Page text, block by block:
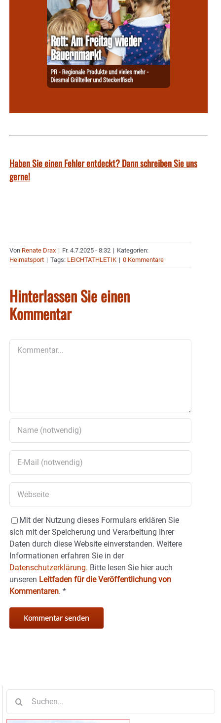
Haben Sie einen Fehler entdeckt? Dann schreiben Sie uns
gerne!
Von Renate Drax | Fr. 4.7.2025 - 8:32 | Kategorien:
Heimatsport | Tags: LEICHTATHLETIK | 0 Kommentare
Hinterlassen Sie einen
Kommentar
Mit der Nutzung dieses Formulars erklären Sie
sich mit der Speicherung und Verarbeitung Ihrer
Daten durch diese Website einverstanden. Weitere
Informationen erfahren Sie in der
Datenschutzerklärung. Bitte lesen Sie hier auch
unseren Leitfaden für die Veröffentlichung von
Kommentaren. *
nach: